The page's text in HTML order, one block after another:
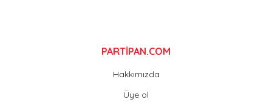
PARTİPAN.COM
Hakkımızda
Üye ol